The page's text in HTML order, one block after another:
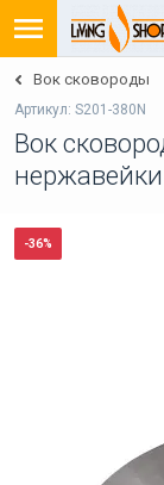
Вок сковороды
Артикул: S201-380N
Вок
нержавейки
-36%